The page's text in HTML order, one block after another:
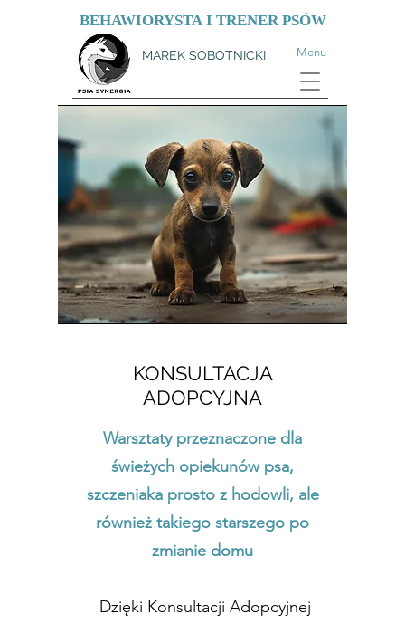
BEHAWIORYSTA I TRENER PSÓW
MAREK SOBOTNICKI Menu
KONSULTACJA
ADOPCYJNA
Warsztaty przeznaczone dla
świeżych opiekunów psa,
szczeniaka prosto z hodowli, ale
również takiego starszego po
zmianie domu
Dzięki Konsultacji Adopcyjnej